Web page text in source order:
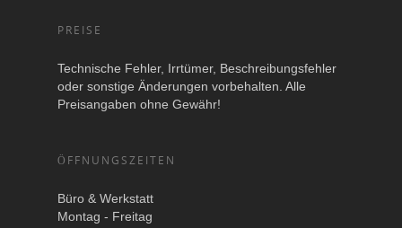
PREISE
Technische Fehler, Irrtümer, Beschreibungsfehler
oder sonstige Änderungen vorbehalten. Alle
Preisangaben ohne Gewähr!
ÖFFNUNGSZEITEN
Büro & Werkstatt
Montag - Freitag